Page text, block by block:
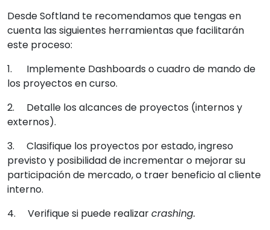
Desde Softland te recomendamos que tengas en
cuenta las siguientes herramientas que facilitarán
este proceso:
1. Implemente Dashboards o cuadro de mando de
los proyectos en curso.
2. Detalle los alcances de proyectos (internos y
externos).
3. Clasifique los proyectos por estado, ingreso
previsto y posibilidad de incrementar o mejorar su
participación de mercado, o traer beneficio al cliente
interno.
4. Verifique si puede realizarcrashing.